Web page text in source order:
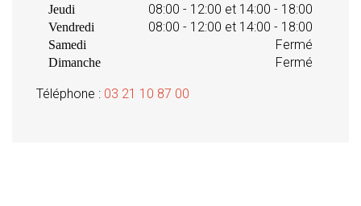
Jeudi 08:00 - 12:00 et 14:00 - 18:00
Vendredi 08:00 - 12:00 et 14:00 - 18:00
Samedi Fermé
Dimanche Fermé
Téléphone : 03 21 10 87 00